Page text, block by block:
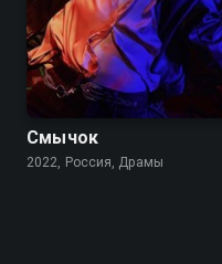
7.7 8.2
Смычок
2022, Россия, Драмы